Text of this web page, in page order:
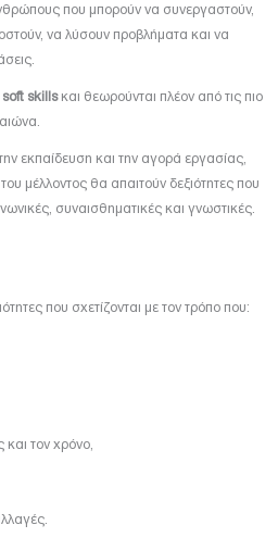
που μπορούν να συνεργαστούν,
να λύσουν προβλήματα και να
soft skillsκαι θεωρούνται πλέον από τις πιο
εκπαίδευση και την αγορά εργασίας,
μέλλοντος θα απαιτούν δεξιότητες που
συναισθηματικές και γνωστικές.
που σχετίζονται με τον τρόπο που:
και τον χρόνο,